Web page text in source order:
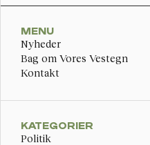
MENU
Nyheder
Bag om Vores Vestegn
Kontakt
KATEGORIER
Politik